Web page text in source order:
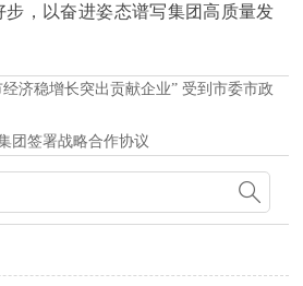
步，以奋进姿态谱写集团高质量发
济稳增长突出贡献企业” 受到市委市政
团签署战略合作协议
